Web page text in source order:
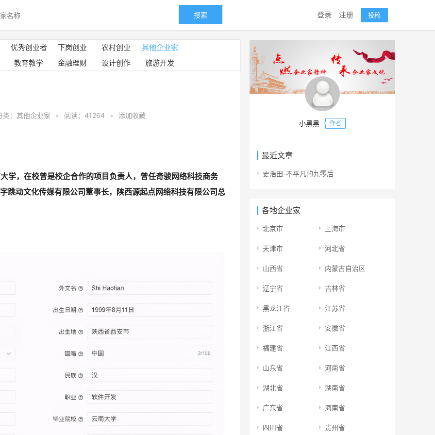
登录 注册 投稿
搜索
优秀创业者 下岗创业 农村创业
其他企业家
教育教学
金融理财 设计创作 旅游开发
小黑黑 作者
最近文章
史浩田-不平凡的九零后
各地企业家
北京市 上海市
天津市 河北省
山西省 内蒙古自治区
辽宁省 吉林省
黑龙江省 江苏省
浙江省 安徽省
福建省 江西省
山东省 河南省
湖北省 湖南省
广东省 海南省
四川省 贵州省
类：其他企业家 • 阅读：41264 • 添加收藏
学，在校曾是校企合作的项目负责人，曾任奇骏网络科技商务
跳动文化传媒有限公司董事长，陕西源起点网络科技有限公司总